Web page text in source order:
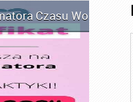
Czasu Wolnego